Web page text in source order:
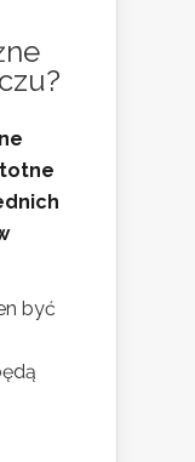
być